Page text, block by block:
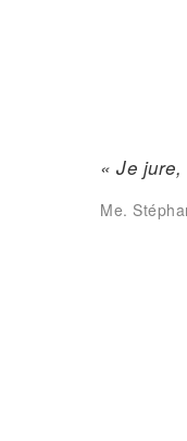
« Je jure,
Me.